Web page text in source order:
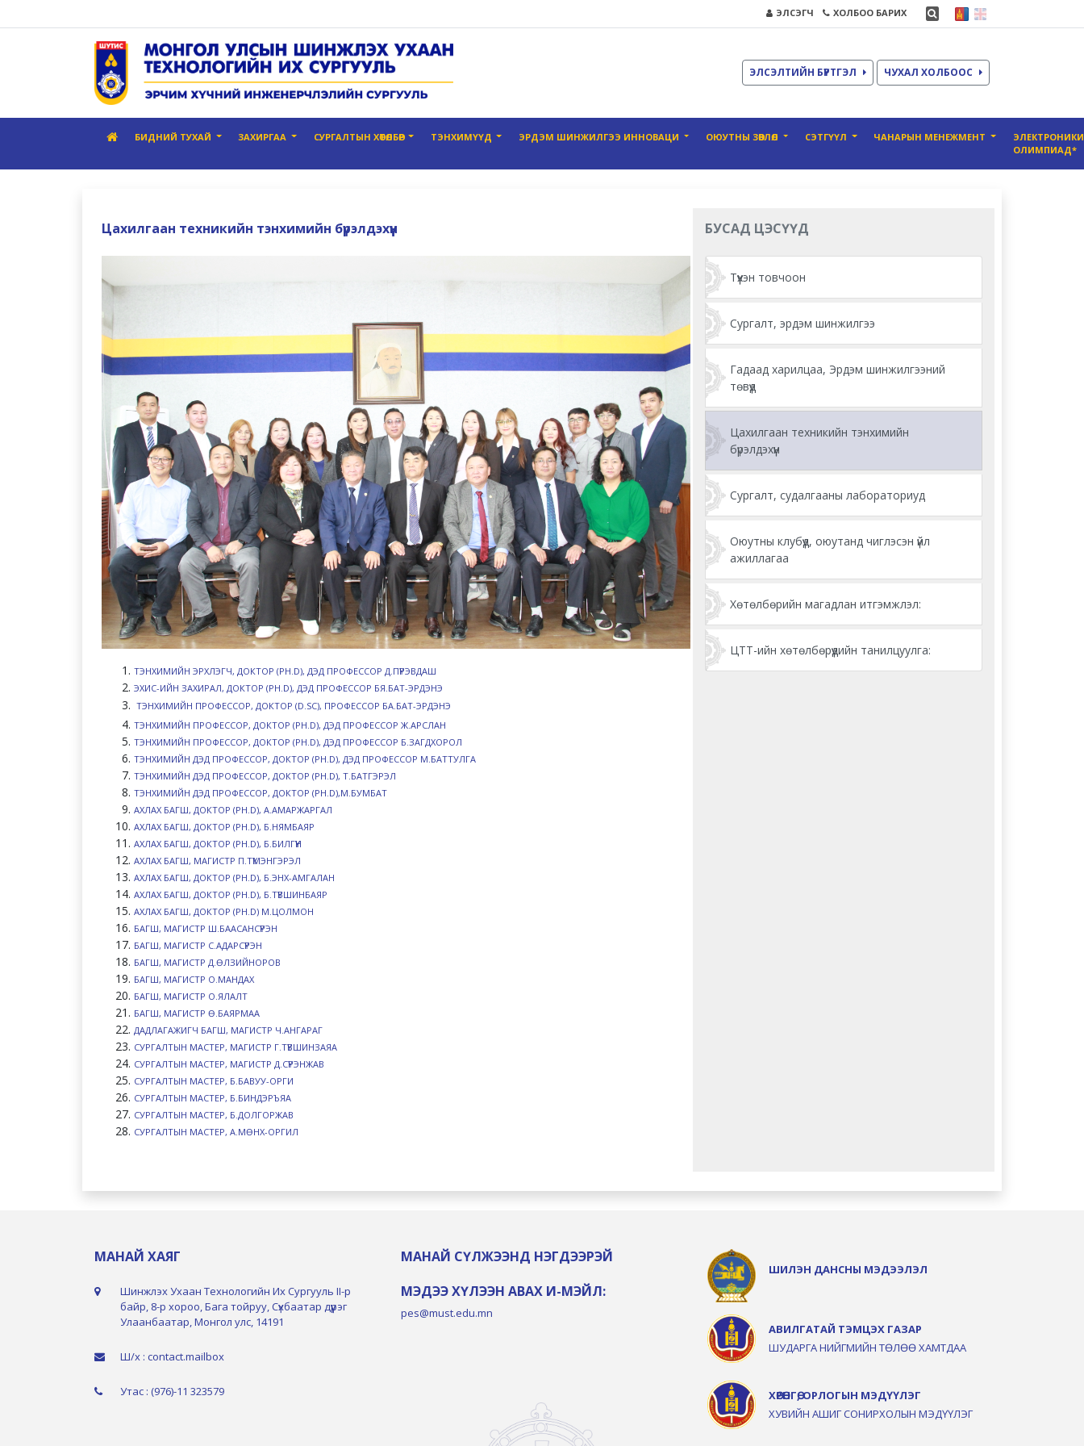
ЭЛСЭГЧ ХОЛБОО БАРИХ
ЭЛСЭЛТИЙН БҮРТГЭЛ ЧУХАЛ ХОЛБООС
БИДНИЙ ТУХАЙ ЗАХИРГАА СУРГАЛТЫН ХӨТӨЛБӨР ТЭНХИМҮҮД ЭРДЭМ ШИНЖИЛГЭЭ ИННОВАЦИ ОЮУТНЫ ЗӨВЛӨЛ СЭТГҮҮЛ ЧАНАРЫН МЕНЕЖМЕНТ
ОЛИМПИАД*
Цахилгаан техникийн тэнхимийн бүрэлдэхүүн
ТЭНХИМИЙН ЭРХЛЭГЧ, ДОКТОР (PH.D), ДЭД ПРОФЕССОР Д.ПҮРЭВДАШ
ЭХИС-ИЙН ЗАХИРАЛ, ДОКТОР (PH.D), ДЭД ПРОФЕССОР БЯ.БАТ-ЭРДЭНЭ
ТЭНХИМИЙН ПРОФЕССОР, ДОКТОР (D.SC), ПРОФЕССОР БА.БАТ-ЭРДЭНЭ
ТЭНХИМИЙН ПРОФЕССОР, ДОКТОР (PH.D), ДЭД ПРОФЕССОР Ж.АРСЛАН
ТЭНХИМИЙН ПРОФЕССОР, ДОКТОР (PH.D), ДЭД ПРОФЕССОР Б.ЗАГДХОРОЛ
ТЭНХИМИЙН ДЭД ПРОФЕССОР, ДОКТОР (PH.D), ДЭД ПРОФЕССОР М.БАТТУЛГА
ТЭНХИМИЙН ДЭД ПРОФЕССОР, ДОКТОР (PH.D), Т.БАТГЭРЭЛ
ТЭНХИМИЙН ДЭД ПРОФЕССОР, ДОКТОР (PH.D),М.БУМБАТ
АХЛАХ БАГШ, ДОКТОР (PH.D), А.АМАРЖАРГАЛ
АХЛАХ БАГШ, ДОКТОР (PH.D), Б.НЯМБАЯР
АХЛАХ БАГШ, ДОКТОР (PH.D), Б.БИЛГҮҮН
АХЛАХ БАГШ, МАГИСТР П.ТҮМЭНГЭРЭЛ
АХЛАХ БАГШ, ДОКТОР (PH.D), Б.ЭНХ-АМГАЛАН
АХЛАХ БАГШ, ДОКТОР (PH.D), Б.ТҮВШИНБАЯР
АХЛАХ БАГШ, ДОКТОР (PH.D) М.ЦОЛМОН
БАГШ, МАГИСТР Ш.БААСАНСҮРЭН
БАГШ, МАГИСТР С.АДАРСҮРЭН
БАГШ, МАГИСТР Д.ӨЛЗИЙНОРОВ
БАГШ, МАГИСТР О.МАНДАХ
БАГШ, МАГИСТР О.ЯЛАЛТ
БАГШ, МАГИСТР Ө.БАЯРМАА
ДАДЛАГАЖИГЧ БАГШ, МАГИСТР Ч.АНГАРАГ
СУРГАЛТЫН МАСТЕР, МАГИСТР Г.ТҮВШИНЗАЯА
СУРГАЛТЫН МАСТЕР, МАГИСТР Д.СҮРЭНЖАВ
СУРГАЛТЫН МАСТЕР, Б.БАВУУ-ОРГИ
СУРГАЛТЫН МАСТЕР, Б.БИНДЭРЪЯА
СУРГАЛТЫН МАСТЕР, Б.ДОЛГОРЖАВ
СУРГАЛТЫН МАСТЕР, А.МӨНХ-ОРГИЛ
БУСАД ЦЭСҮҮД
Түүхэн товчоон
Сургалт, эрдэм шинжилгээ
Гадаад харилцаа, Эрдэм шинжилгээний
төвүүд
Цахилгаан техникийн тэнхимийн
бүрэлдэхүүн
Сургалт, судалгааны лабораториуд
Оюутны клубүүд, оюутанд чиглэсэн үйл
ажиллагаа
Хөтөлбөрийн магадлан итгэмжлэл:
ЦТТ-ийн хөтөлбөрүүдийн танилцуулга:
МАНАЙ ХАЯГ
Шинжлэх Ухаан Технологийн Их Сургууль II-р
байр, 8-р хороо, Бага тойруу, Сүхбаатар дүүрэг
Улаанбаатар, Монгол улс, 14191
Ш/х : contact.mailbox
Утас : (976)-11 323579
МАНАЙ СҮЛЖЭЭНД НЭГДЭЭРЭЙ
МЭДЭЭ ХҮЛЭЭН АВАХ И-МЭЙЛ:
pes@must.edu.mn
ШИЛЭН ДАНСНЫ МЭДЭЭЛЭЛ
АВИЛГАТАЙ ТЭМЦЭХ ГАЗАР
ШУДАРГА НИЙГМИЙН ТӨЛӨӨ ХАМТДАА
ХӨРӨНГӨ, ОРЛОГЫН МЭДҮҮЛЭГ
ХУВИЙН АШИГ СОНИРХОЛЫН МЭДҮҮЛЭГ